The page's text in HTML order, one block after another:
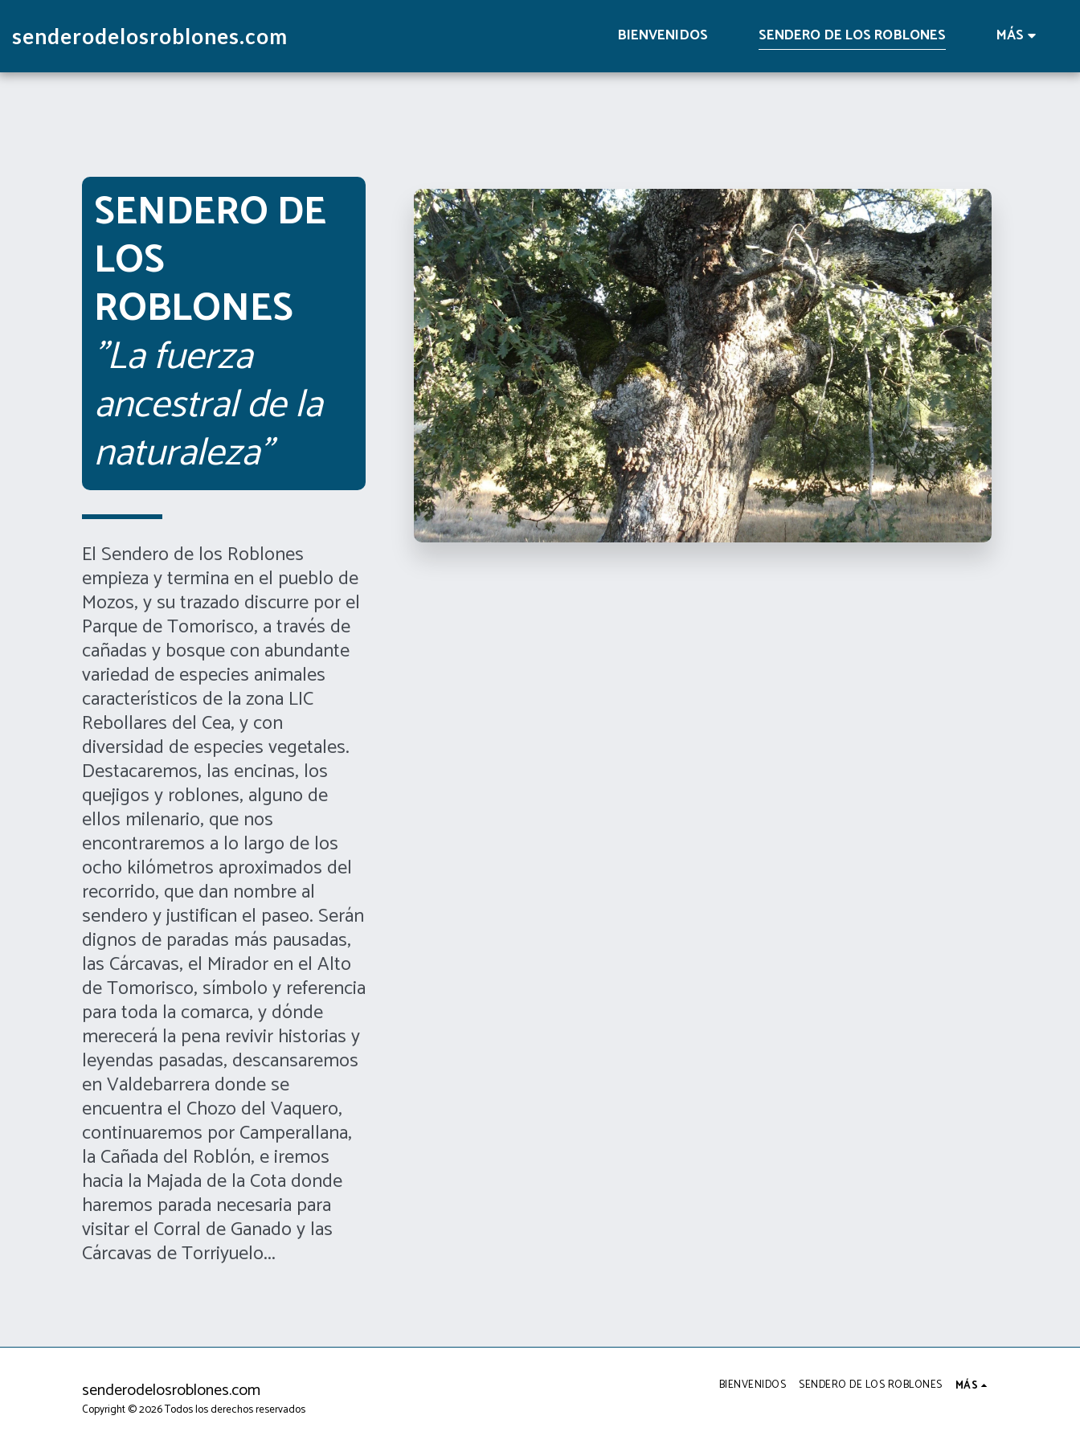
senderodelosroblones.com BIENVENIDOS SENDERO DE LOS ROBLONES MÁS
SENDERO DE
LOS
ROBLONES
"La fuerza
ancestral de la
naturaleza"
El Sendero de los Roblones
empieza y termina en el pueblo de
Mozos, y su trazado discurre por el
Parque de Tomorisco, a través de
cañadas y bosque con abundante
variedad de especies animales
característicos de la zona LIC
Rebollares del Cea, y con
diversidad de especies vegetales.
Destacaremos, las encinas, los
quejigos y roblones, alguno de
ellos milenario, que nos
encontraremos a lo largo de los
ocho kilómetros aproximados del
recorrido, que dan nombre al
sendero y justifican el paseo. Serán
dignos de paradas más pausadas,
las Cárcavas, el Mirador en el Alto
de Tomorisco, símbolo y referencia
para toda la comarca, y dónde
merecerá la pena revivir historias y
leyendas pasadas, descansaremos
en Valdebarrera donde se
encuentra el Chozo del Vaquero,
continuaremos por Camperallana,
la Cañada del Roblón, e iremos
hacia la Majada de la Cota donde
haremos parada necesaria para
visitar el Corral de Ganado y las
Cárcavas de Torriyuelo...
senderodelosroblones.com
Copyright © 2026 Todos los derechos reservados
BIENVENIDOS SENDERO DE LOS ROBLONES MÁS